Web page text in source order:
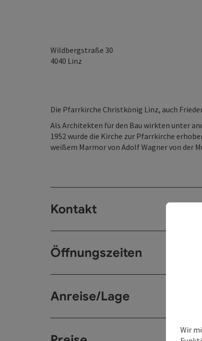
Wildbergstraße 30
4040 Linz
Die Pfarrkirche Christkönig Linz, auch
Als Architekten für den Bau wirkten unter
1952 wurde die Kirche zur Pfarrkirche
weißem Marmor von Adolf Wagner von der
Kontakt
Öffnungszeiten
Anreise/Lage
Wir